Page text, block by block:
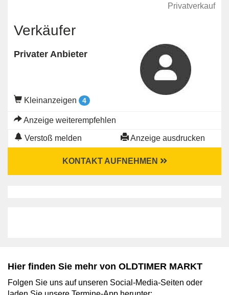
Privatverkauf
Verkäufer
Privater Anbieter
Kleinanzeigen 4
Anzeige weiterempfehlen
Verstoß melden Anzeige ausdrucken
KONTAKT AUFNEHMEN
Hier finden Sie mehr von OLDTIMER MARKT
Folgen Sie uns auf unseren Social-Media-Seiten oder